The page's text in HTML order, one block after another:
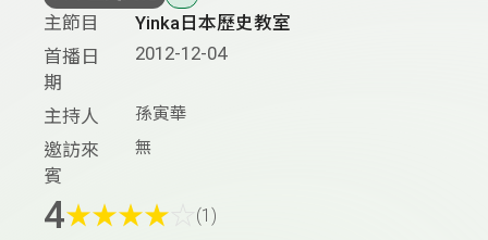
主節目
Yinka日本歷史教室
首播日
期
2012-12-04
主持人 孫寅華
邀訪來
賓
無
4★★★★ (1)